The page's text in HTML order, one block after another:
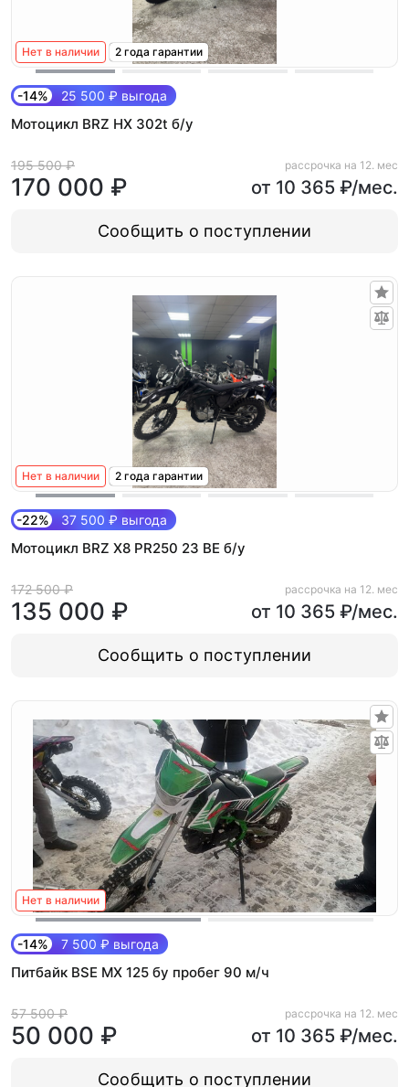
Нет в наличии 2 года гарантии
-14% 25 500 ₽ выгода
Мотоцикл BRZ HX 302t б/у
195 500 ₽
170 000 ₽
рассрочка на 12. мес
от 10 365 ₽/мес.
Сообщить о поступлении
Нет в наличии 2 года гарантии
-22% 37 500 ₽ выгода
Мотоцикл BRZ X8 PR250 23 BE б/у
172 500 ₽
135 000 ₽
рассрочка на 12. мес
от 10 365 ₽/мес.
Сообщить о поступлении
Нет в наличии
-14% 7 500 ₽ выгода
Питбайк BSE MX 125 бу пробег 90 м/ч
57 500 ₽
50 000 ₽
рассрочка на 12. мес
от 10 365 ₽/мес.
Сообщить о поступлении